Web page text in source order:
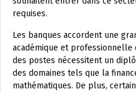
requises.
Les banques accordent une
académique et
des postes nécessitent un
des domaines tels que la
mathématiques. De plus,